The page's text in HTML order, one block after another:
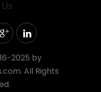
2025 by
All Rights